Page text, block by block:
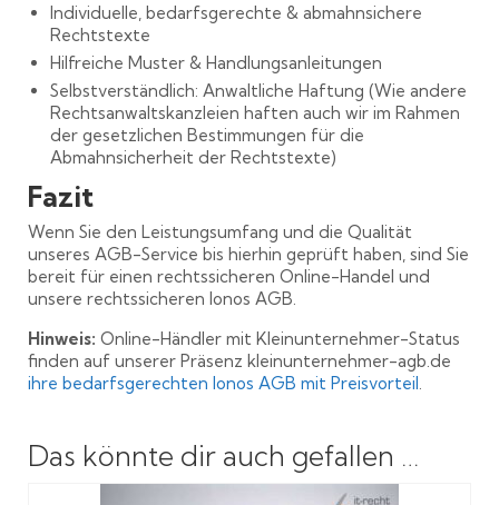
Individuelle, bedarfsgerechte & abmahnsichere
Rechtstexte
Hilfreiche Muster & Handlungsanleitungen
Selbstverständlich: Anwaltliche Haftung (Wie andere
Rechtsanwaltskanzleien haften auch wir im Rahmen
der gesetzlichen Bestimmungen für die
Abmahnsicherheit der Rechtstexte)
Fazit
Wenn Sie den Leistungsumfang und die Qualität
unseres AGB-Service bis hierhin geprüft haben, sind Sie
bereit für einen rechtssicheren Online-Handel und
unsere rechtssicheren Ionos AGB.
Hinweis: Online-Händler mit Kleinunternehmer-Status
finden auf unserer Präsenz kleinunternehmer-agb.de
ihre bedarfsgerechten Ionos AGB mit Preisvorteil
Das könnte dir auch gefallen …